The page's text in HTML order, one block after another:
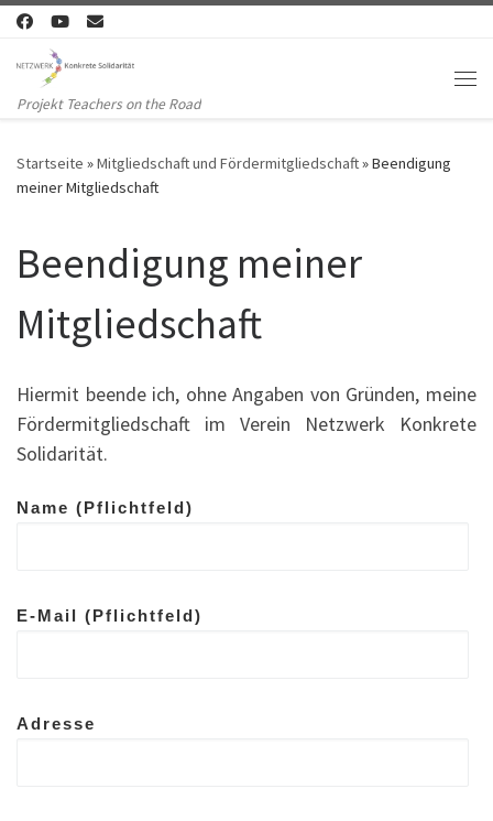
Zum Inhalt springen
Projekt Teachers on the Road
Startseite »Mitgliedschaft und Fördermitgliedschaft»Beendigung
meiner Mitgliedschaft
Beendigung meiner
Mitgliedschaft
Hiermit beende ich, ohne Angaben von Gründen, meine
Fördermitgliedschaft im Verein Netzwerk Konkrete
Solidarität.
Name (Pflichtfeld)
E-Mail (Pflichtfeld)
Adresse